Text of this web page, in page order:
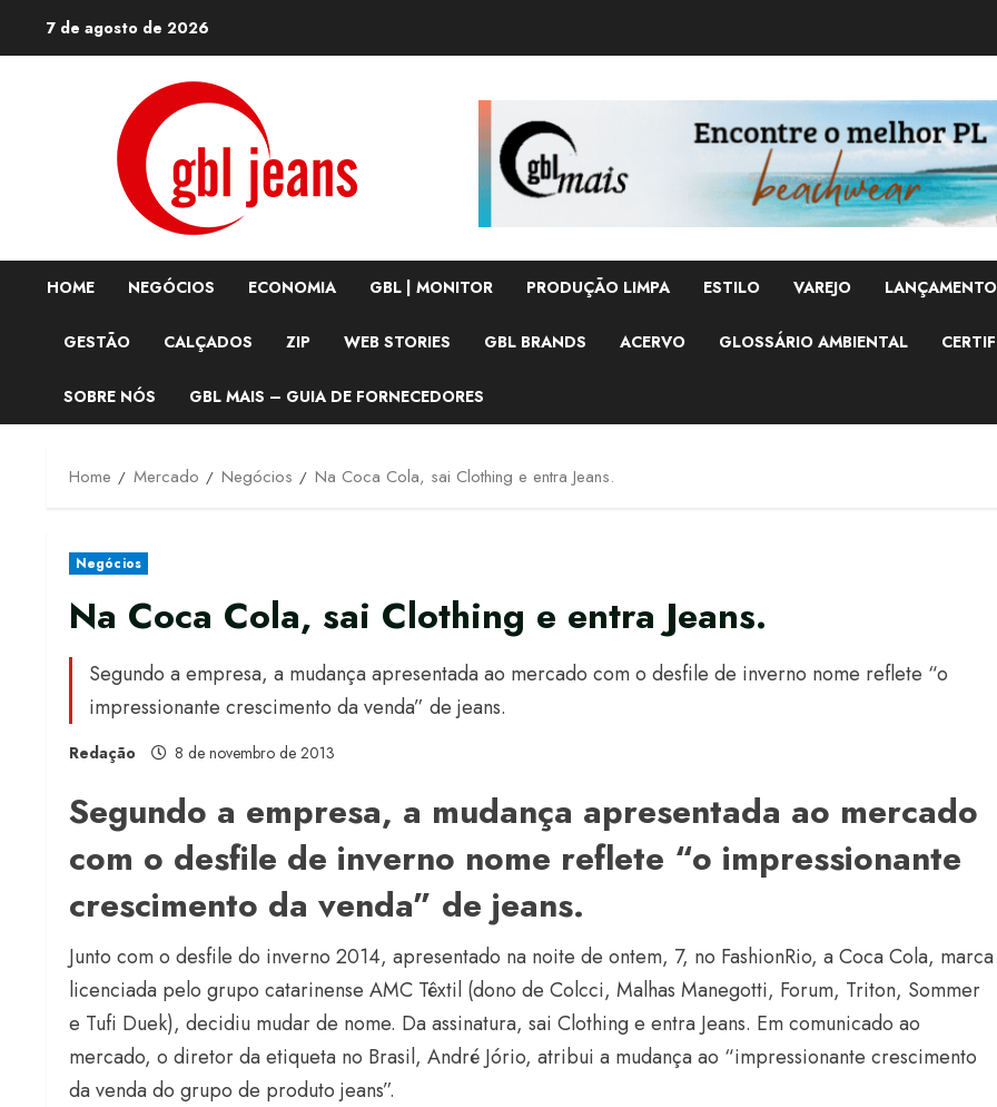
7 de agosto de 2026
HOME NEGÓCIOS ECONOMIA GBL | MONITOR PRODUÇÃO LIMPA ESTILO VAREJO
GESTÃO CALÇADOS ZIP WEB STORIES GBL BRANDS ACERVO GLOSSÁRIO AMBIENTAL
SOBRE NÓS GBL MAIS – GUIA DE FORNECEDORES
Home Mercado Negócios Na Coca Cola, sai Clothing e entra Jeans.
Negócios
Na Coca Cola, sai Clothing e entra Jeans.
Segundo a empresa, a mudança apresentada ao mercado com o desfile de inverno nome reflete “o
impressionante crescimento da venda” de jeans.
Redação 8 de novembro de 2013
Segundo a empresa, a mudança apresentada ao mercado
com o desfile de inverno nome reflete “o impressionante
crescimento da venda” de jeans.
Junto com o desfile do inverno 2014, apresentado na noite de ontem, 7, no FashionRio, a Coca Cola, marca
licenciada pelo grupo catarinense AMC Têxtil (dono de Colcci, Malhas Manegotti, Forum, Triton, Sommer
e Tufi Duek), decidiu mudar de nome. Da assinatura, sai Clothing e entra Jeans. Em comunicado ao
mercado, o diretor da etiqueta no Brasil, André Jório, atribui a mudança ao “impressionante crescimento
da venda do grupo de produto jeans”.